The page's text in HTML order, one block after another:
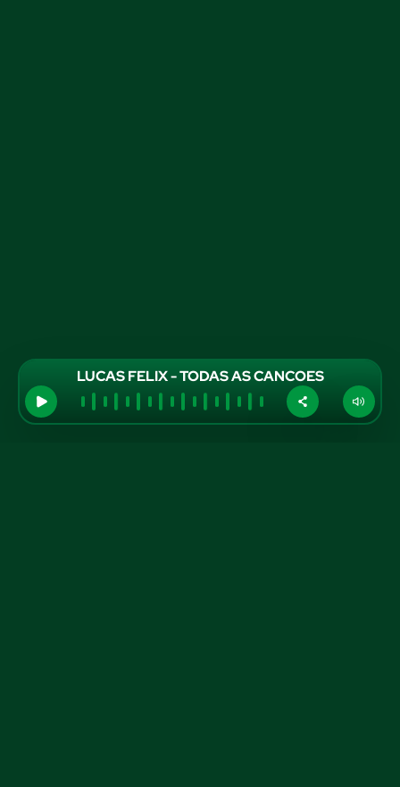
LUCAS FELIX - TODAS AS CANCOES